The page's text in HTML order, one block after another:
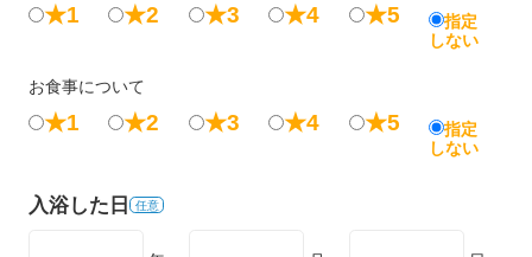
★1 ★2 ★3 ★4 ★5
指定
しない
お食事について
★1 ★2 ★3 ★4 ★5
指定
しない
入浴した日 任意